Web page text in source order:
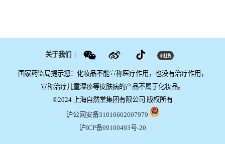
关于我们 |
国家药监局提示您：化妆品不能宣称医疗作用，也没有治疗作用，
宣称治疗儿童湿疹等皮肤病的产品不属于化妆品。
©2024 上海自然堂集团有限公司 版权所有
沪公网安备31010602007979
沪ICP备09100493号-20